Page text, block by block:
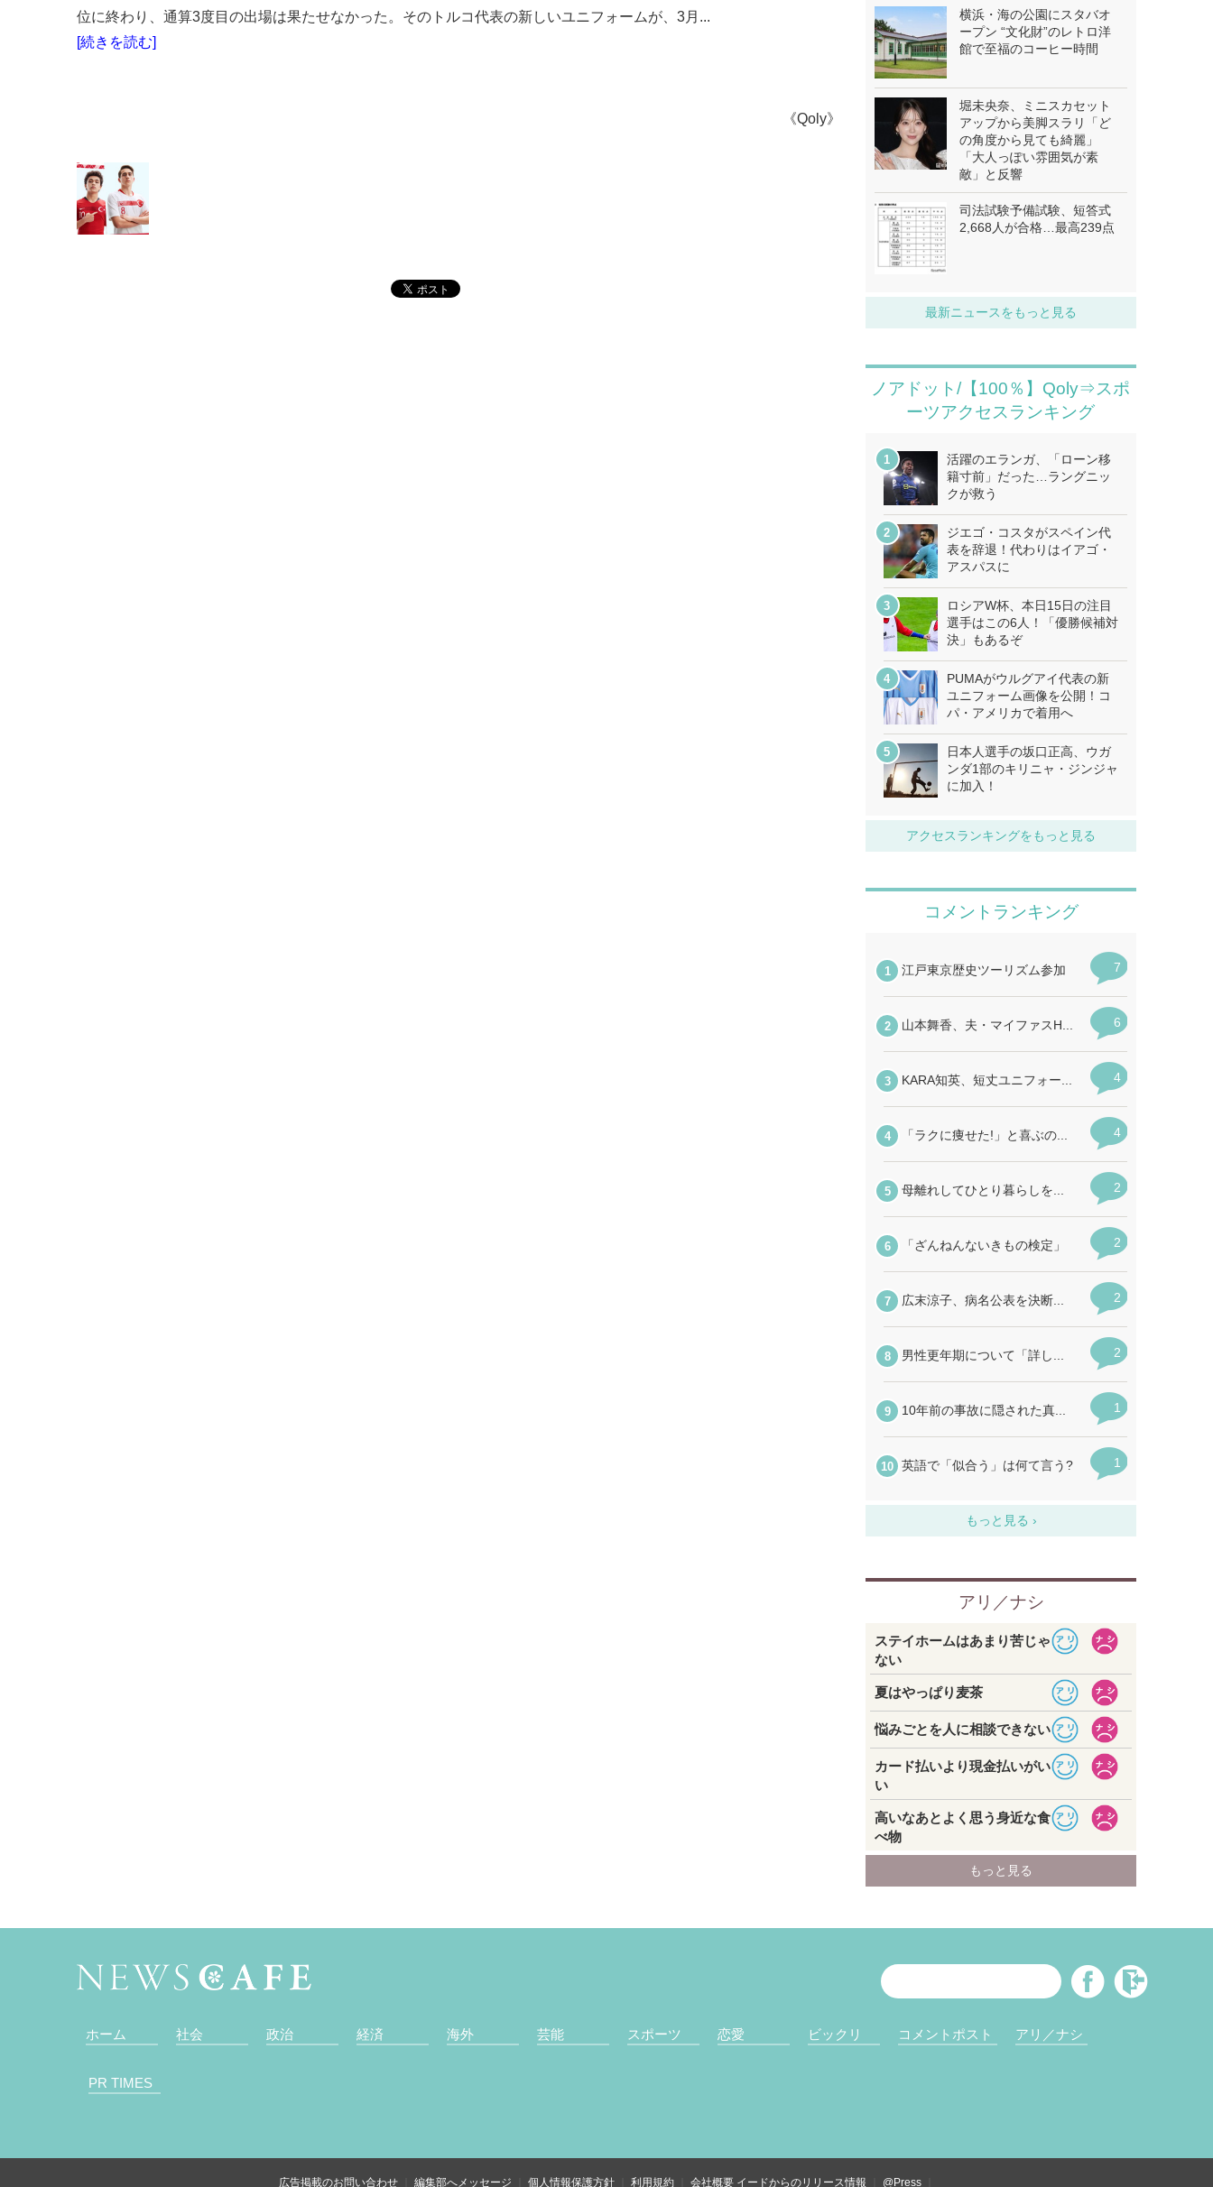
位に終わり、通算3度目の出場は果たせなかった。そのトルコ代表の新しいユニフォームが、3月...
[続きを読む]
《Qoly》
横浜・海の公園にスタバオ
ープン “文化財”のレトロ洋
館で至福のコーヒー時間
堀未央奈、ミニスカセット
アップから美脚スラリ「ど
の角度から見ても綺麗」
「大人っぽい雰囲気が素
敵」と反響
司法試験予備試験、短答式
2,668人が合格…最高239点
最新ニュースをもっと見る
ノアドット/【100％】Qoly⇒スポ
ーツアクセスランキング
活躍のエランガ、「ローン移
籍寸前」だった…ラングニッ
クが救う
ジエゴ・コスタがスペイン代
表を辞退！代わりはイアゴ・
アスパスに
ロシアW杯、本日15日の注目
選手はこの6人！「優勝候補対
決」もあるぞ
PUMAがウルグアイ代表の新
ユニフォーム画像を公開！コ
パ・アメリカで着用へ
日本人選手の坂口正高、ウガ
ンダ1部のキリニャ・ジンジャ
に加入！
アクセスランキングをもっと見る
ホーム 社会 政治 経済 海外 芸能 スポーツ 恋愛 ビックリ コメントポスト アリ／ナシ
PR TIMES
広告掲載のお問い合わせ 編集部へメッセージ 個人情報保護方針 利用規約 会社概要 イードからのリリース情報 @Press